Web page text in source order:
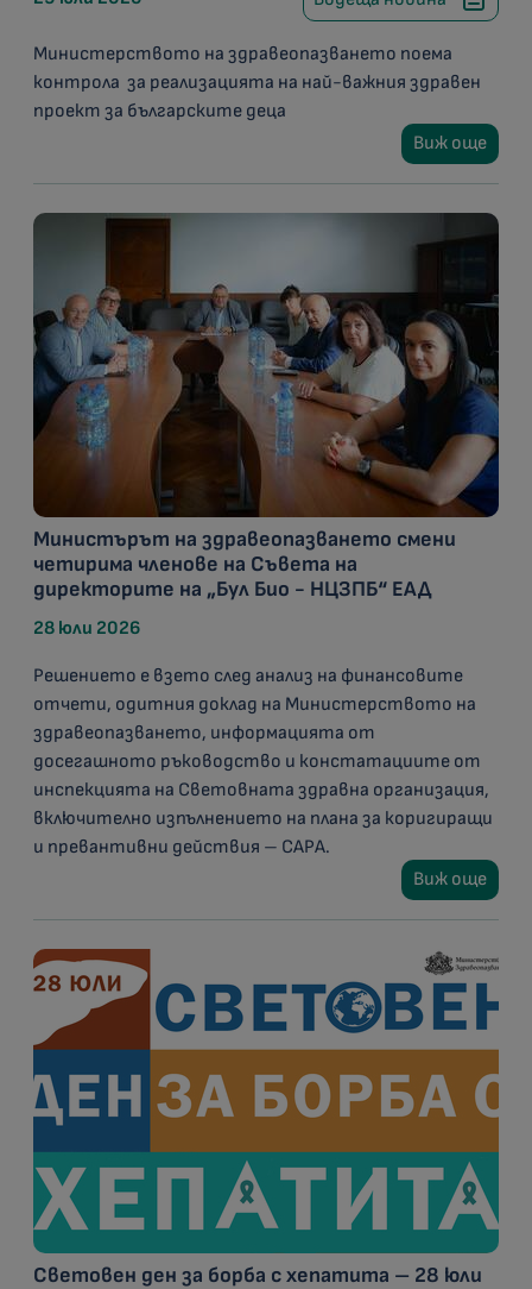
Министерството на здравеопазването поема
контрола за реализацията на най-важния здравен
проект за българските деца
Виж още
Министърът на здравеопазването смени
четирима членове на Съвета на
директорите на „Бул Био - НЦЗПБ“ ЕАД
28 юли 2026
Решението е взето след анализ на финансовите
отчети, одитния доклад на Министерството на
здравеопазването, информацията от
досегашното ръководство и констатациите от
инспекцията на Световната здравна организация,
включително изпълнението на плана за коригиращи
и превантивни действия – CAPA.
Виж още
Световен ден за борба с хепатита – 28 юли